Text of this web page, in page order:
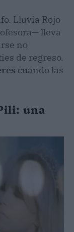
Lluvia Rojo
lleva
no
de regreso.
cuando las
una